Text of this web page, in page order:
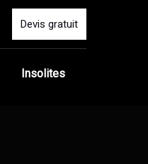
Devis gratuit
Insolites